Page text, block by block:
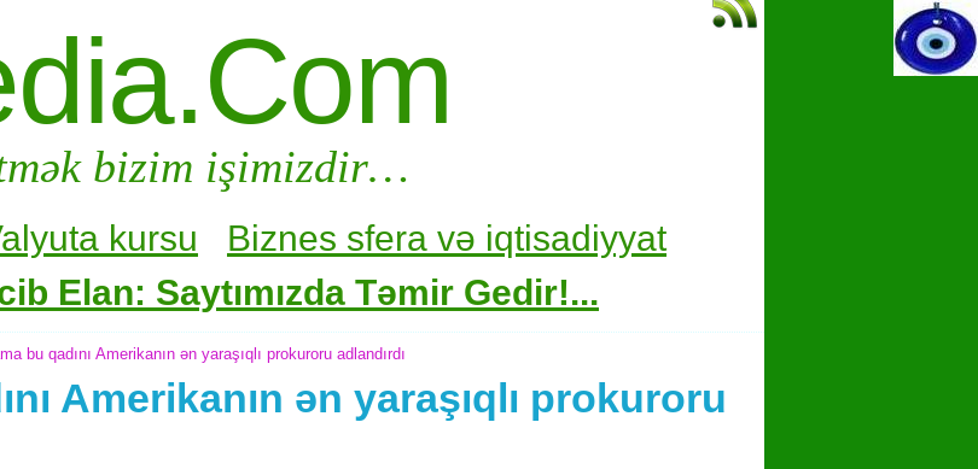
bizim işimizdir…
kursu Biznes sfera və iqtisadiyyat
Elan: Saytımızda Təmir Gedir!...
bu qadını Amerikanın ən yaraşıqlı prokuroru adlandırdı
Amerikanın ən yaraşıqlı prokuroru